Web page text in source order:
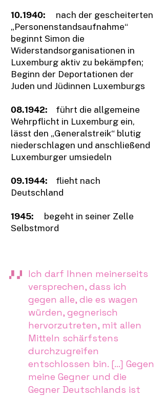
10.1940: nach der gescheiterten
„Personenstandsaufnahme“
beginnt Simon die
Widerstandsorganisationen in
Luxemburg aktiv zu bekämpfen;
Beginn der Deportationen der
Juden und Jüdinnen Luxemburgs
08.1942: führt die allgemeine
Wehrpflicht in Luxemburg ein,
lässt den „Generalstreik“ blutig
niederschlagen und anschließend
Luxemburger umsiedeln
09.1944: flieht nach
Deutschland
1945: begeht in seiner Zelle
Selbstmord
Ich darf Ihnen meinerseits
versprechen, dass ich
gegen alle, die es wagen
würden, gegnerisch
hervorzutreten, mit allen
Mitteln schärfstens
durchzugreifen
entschlossen bin. [...] Gegen
meine Gegner und die
Gegner Deutschlands ist